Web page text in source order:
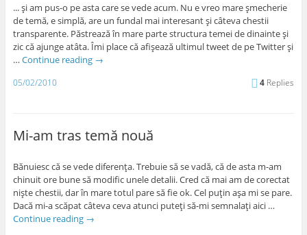
... şi am pus-o pe asta care se vede acum. Nu e vreo mare şmecherie
de temă, e simplă, are un fundal mai interesant şi câteva chestii
transparente. Păstrează în mare parte structura temei de dinainte şi
zic că ajunge atâta. Îmi place că afişează ultimul tweet de pe Twitter şi
… Continue reading →
05/02/2010 4 Replies
Mi-am tras temă nouă
Bănuiesc că se vede diferenţa. Trebuie să se vadă, că de asta m-am
chinuit ore bune să modific unele detalii. Cred că mai am de corectat
nişte chestii, dar în mare totul pare să fie ok. Cel puţin aşa mi se pare.
Dacă mi-a scăpat câteva ceva atunci puteţi să-mi semnalaţi aici …
Continue reading →